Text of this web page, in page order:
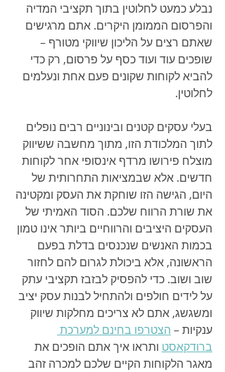
נבלע כמעט לחלוטין בתוך תקציבי המדיה
והפרסום הממומן היקרים. אתם מרגישים
שאתם רצים על הליכון שיווקי מטורף –
שופכים עוד ועוד כסף על פרסום, רק כדי
להביא לקוחות שקונים פעם אחת ונעלמים
לחלוטין.
בעלי עסקים קטנים ובינוניים רבים נופלים
לתוך המלכודת הזו, מתוך מחשבה ששיווק
מוצלח פירושו מרדף אינסופי אחר לקוחות
חדשים. אלא שבמציאות התחרותית של
היום, הגישה הזו שוחקת את העסק ומקטינה
את שורת הרווח שלכם. הסוד האמיתי של
העסקים היציבים והרווחיים ביותר אינו טמון
בכמות האנשים שנכנסים בדלת בפעם
הראשונה, אלא ביכולת לגרום להם לחזור
שוב ושוב. כדי להפסיק לבזבז תקציבי עתק
על לידים חולפים ולהתחיל לבנות עסק יציב
ומשגשג, אתם לא צריכים מחלקות שיווק
ענקיות – הצטרפו בחינם למערכת
ברודקאסט ותראו איך אתם הופכים את
מאגר הלקוחות הקיים שלכם למכרה זהב